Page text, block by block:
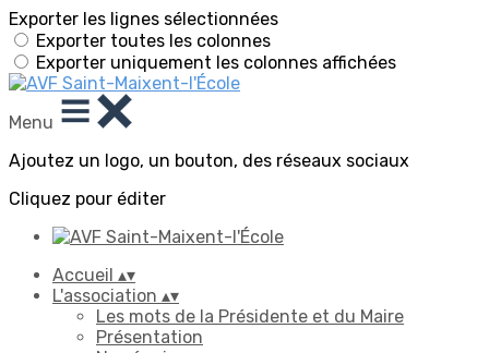
Exporter les lignes sélectionnées
Exporter toutes les colonnes
Exporter uniquement les colonnes affichées
Menu
Ajoutez un logo, un bouton, des réseaux sociaux
Cliquez pour éditer
Accueil ▴▾
L'association ▴▾
Les mots de la Présidente et du Maire
Présentation